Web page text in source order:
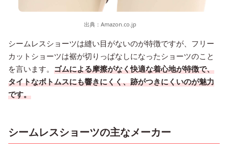
出典： Amazon.co.jp
シームレスショーツは縫い目がないのが特徴ですが、フリー
カットショーツは裾が切りっぱなしになったショーツのこと
を言います。 ゴムによる摩擦がなく快適な着心地が特徴で、
タイトなボトムスにも響きにくく、跡がつきにくいのが魅力
です。
シームレスショーツの主なメーカー